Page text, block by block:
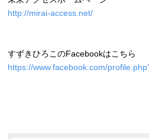
http://mirai-access.net/
すずきひろこのFacebookはこちら
https://www.facebook.com/